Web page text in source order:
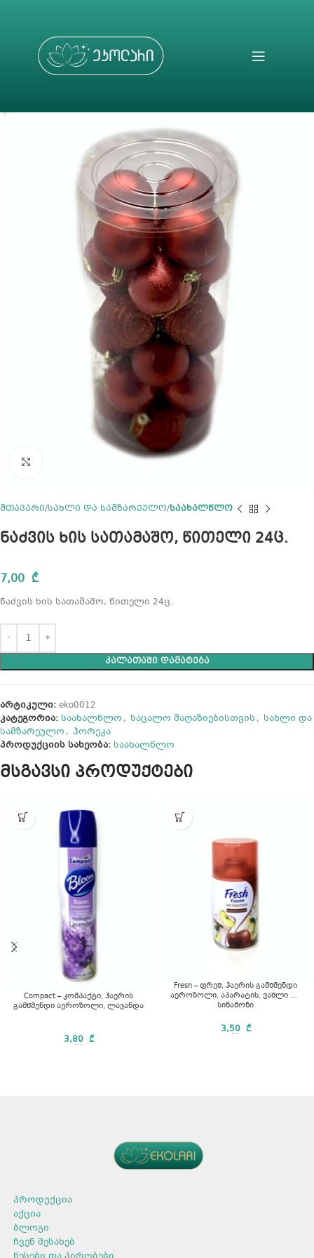
მთავარი სახლი და სამზარეულო საახალწლო
ნაძვის ხის სათამაშო, წითელი 24ც.
7,00 ₾
ნაძვის ხის სათამაშო, წითელი 24ც.
ᲙᲐᲚᲐᲗᲐᲨᲘ ᲓᲐᲛᲐᲢᲔᲑᲐ
არტიკული: eko0012
კატეგორია: საახალწლო , საცალო მაღაზიებისთვის , სახლი და
სამზარეულო , ჰორეკა
პროდუქციის სახეობა: საახალწლო
მსგავსი პროდუქტები
Compact – კომპაქტი, ჰაერის
გამწმენდი აეროზოლი, ლავანდა
3,80 ₾
...
Fresh – ფრეშ, ჰაერის გამწმენდი
აეროზოლი, აპარატის, ვაშლი და
სინამონი
3,50 ₾
...
პროდუქცია
აქცია
ბლოგი
ჩვენ შესახებ